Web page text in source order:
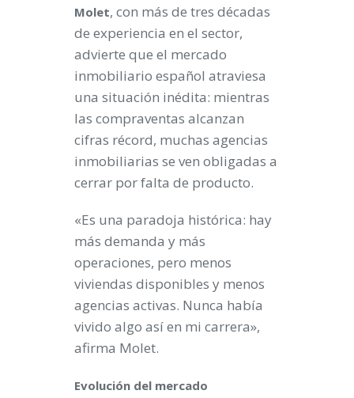
Molet, con más de tres décadas
de experiencia en el sector,
advierte que el mercado
inmobiliario español atraviesa
una situación inédita: mientras
las compraventas alcanzan
cifras récord, muchas agencias
inmobiliarias se ven obligadas a
cerrar por falta de producto.
«Es una paradoja histórica: hay
más demanda y más
operaciones, pero menos
viviendas disponibles y menos
agencias activas. Nunca había
vivido algo así en mi carrera»,
afirma Molet.
Evolución del mercado